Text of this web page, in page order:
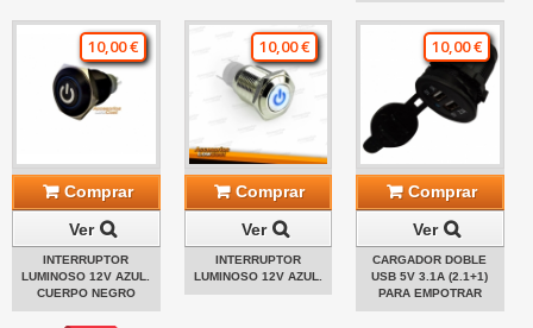
10,00 €
Comprar
Ver
INTERRUPTOR
LUMINOSO 12V AZUL.
CUERPO NEGRO
10,00 €
Comprar
Ver
INTERRUPTOR
LUMINOSO 12V AZUL.
10,00 €
Comprar
Ver
CARGADOR DOBLE
USB 5V 3.1A (2.1+1)
PARA EMPOTRAR